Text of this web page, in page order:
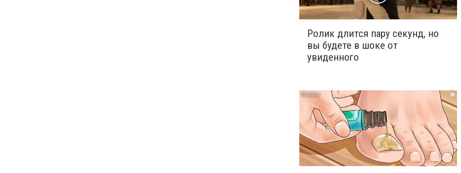
Ролик длится пару секунд, но
вы будете в шоке от
увиденного
i